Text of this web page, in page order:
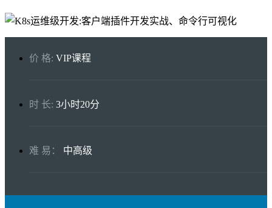
价 格: VIP课程
时 长: 3小时20分
难 易： 中高级